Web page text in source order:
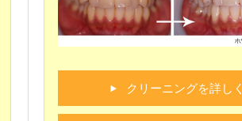
クリーニングを詳しく